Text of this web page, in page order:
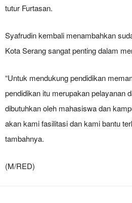
tutur Furtasan.
Syafrudin kembali menambahkan
Kota Serang sangat penting dalam
“Untuk mendukung pendidikan
pendidikan itu merupakan pelayanan
dibutuhkan oleh mahasiswa dan
akan kami fasilitasi dan kami bantu
tambahnya.
(M/RED)